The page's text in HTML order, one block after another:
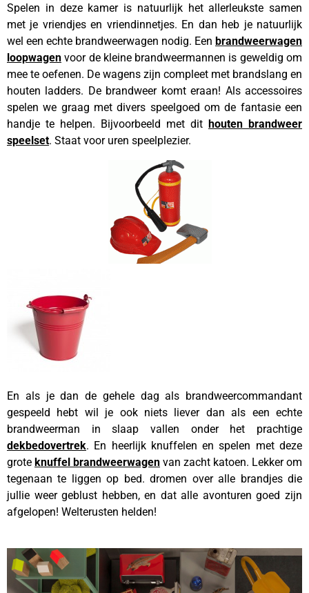
Spelen in deze kamer is natuurlijk het allerleukste samen
met je vriendjes en vriendinnetjes. En dan heb je natuurlijk
wel een echte brandweerwagen nodig. Een brandweerwagen
loopwagen voor de kleine brandweermannen is geweldig om
mee te oefenen. De wagens zijn compleet met brandslang en
houten ladders. De brandweer komt eraan! Als accessoires
spelen we graag met divers speelgoed om de fantasie een
handje te helpen. Bijvoorbeeld met dit houten brandweer
speelset. Staat voor uren speelplezier.
En als je dan de gehele dag als brandweercommandant
gespeeld hebt wil je ook niets liever dan als een echte
brandweerman in slaap vallen onder het prachtige
dekbedovertrek. En heerlijk knuffelen en spelen met deze
grote knuffel brandweerwagen van zacht katoen. Lekker om
tegenaan te liggen op bed. dromen over alle brandjes die
jullie weer geblust hebben, en dat alle avonturen goed zijn
afgelopen! Welterusten helden!